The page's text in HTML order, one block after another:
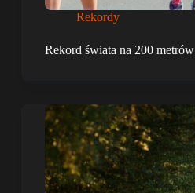
Rekordy
Rekord świata na 200 metrów